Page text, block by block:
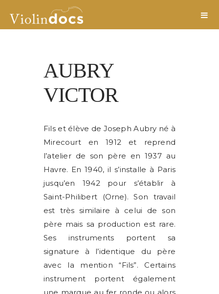
AUBRY
VICTOR
Fils et élève de Joseph Aubry né à
Mirecourt en 1912 et reprend
l’atelier de son père en 1937 au
Havre. En 1940, il s’installe à Paris
jusqu’en 1942 pour s’établir à
Saint-Philibert (Orne). Son travail
est très similaire à celui de son
père mais sa production est rare.
Ses instruments portent sa
signature à l’identique du père
avec la mention “Fils”. Certains
instrument portent également